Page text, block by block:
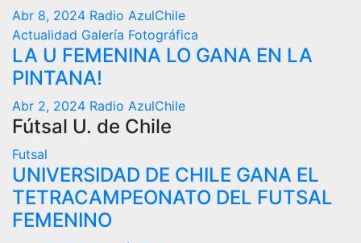
Abr 8, 2024 Radio AzulChile
Actualidad Galería Fotográfica
LA U FEMENINA LO GANA EN LA
PINTANA!
Abr 2, 2024 Radio AzulChile
Fútsal U. de Chile
Futsal
UNIVERSIDAD DE CHILE GANA EL
TETRACAMPEONATO DEL FUTSAL
FEMENINO